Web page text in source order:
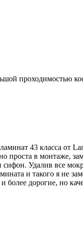
проходимостью
43 класса
в монтаже,
Удалив все
и такого я не
дорогие, но